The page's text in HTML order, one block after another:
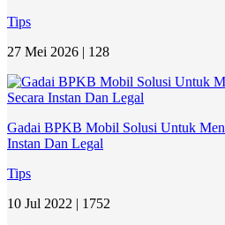
Tips
27 Mei 2026 | 128
Gadai BPKB Mobil Solusi Untuk
Instan Dan Legal
Tips
10 Jul 2022 | 1752